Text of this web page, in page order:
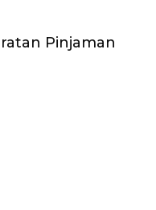
Pinjaman